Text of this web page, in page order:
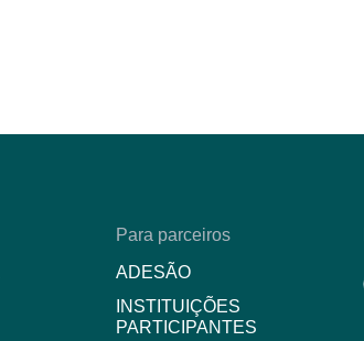
Para parceiros
ADESÃO
INSTITUIÇÕES
PARTICIPANTES